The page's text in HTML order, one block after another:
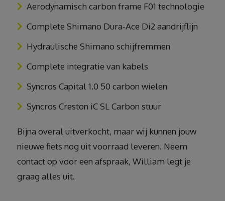
Aerodynamisch carbon frame F01 technologie
Complete Shimano Dura-Ace Di2 aandrijflijn
Hydraulische Shimano schijfremmen
Complete integratie van kabels
Syncros Capital 1.0 50 carbon wielen
Syncros Creston iC SL Carbon stuur
Bijna overal uitverkocht, maar wij kunnen jouw
nieuwe fiets nog uit voorraad leveren. Neem
contact op voor een afspraak, William legt je
graag alles uit.